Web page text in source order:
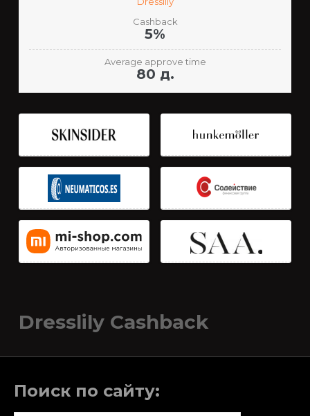
Cashback
5%
Average approve time
80 д.
Dresslily Cashback
Поиск по сайту: